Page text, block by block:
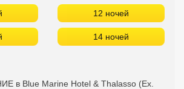
12 ночей
14 ночей
в Blue Marine Hotel & Thalasso (Ex.